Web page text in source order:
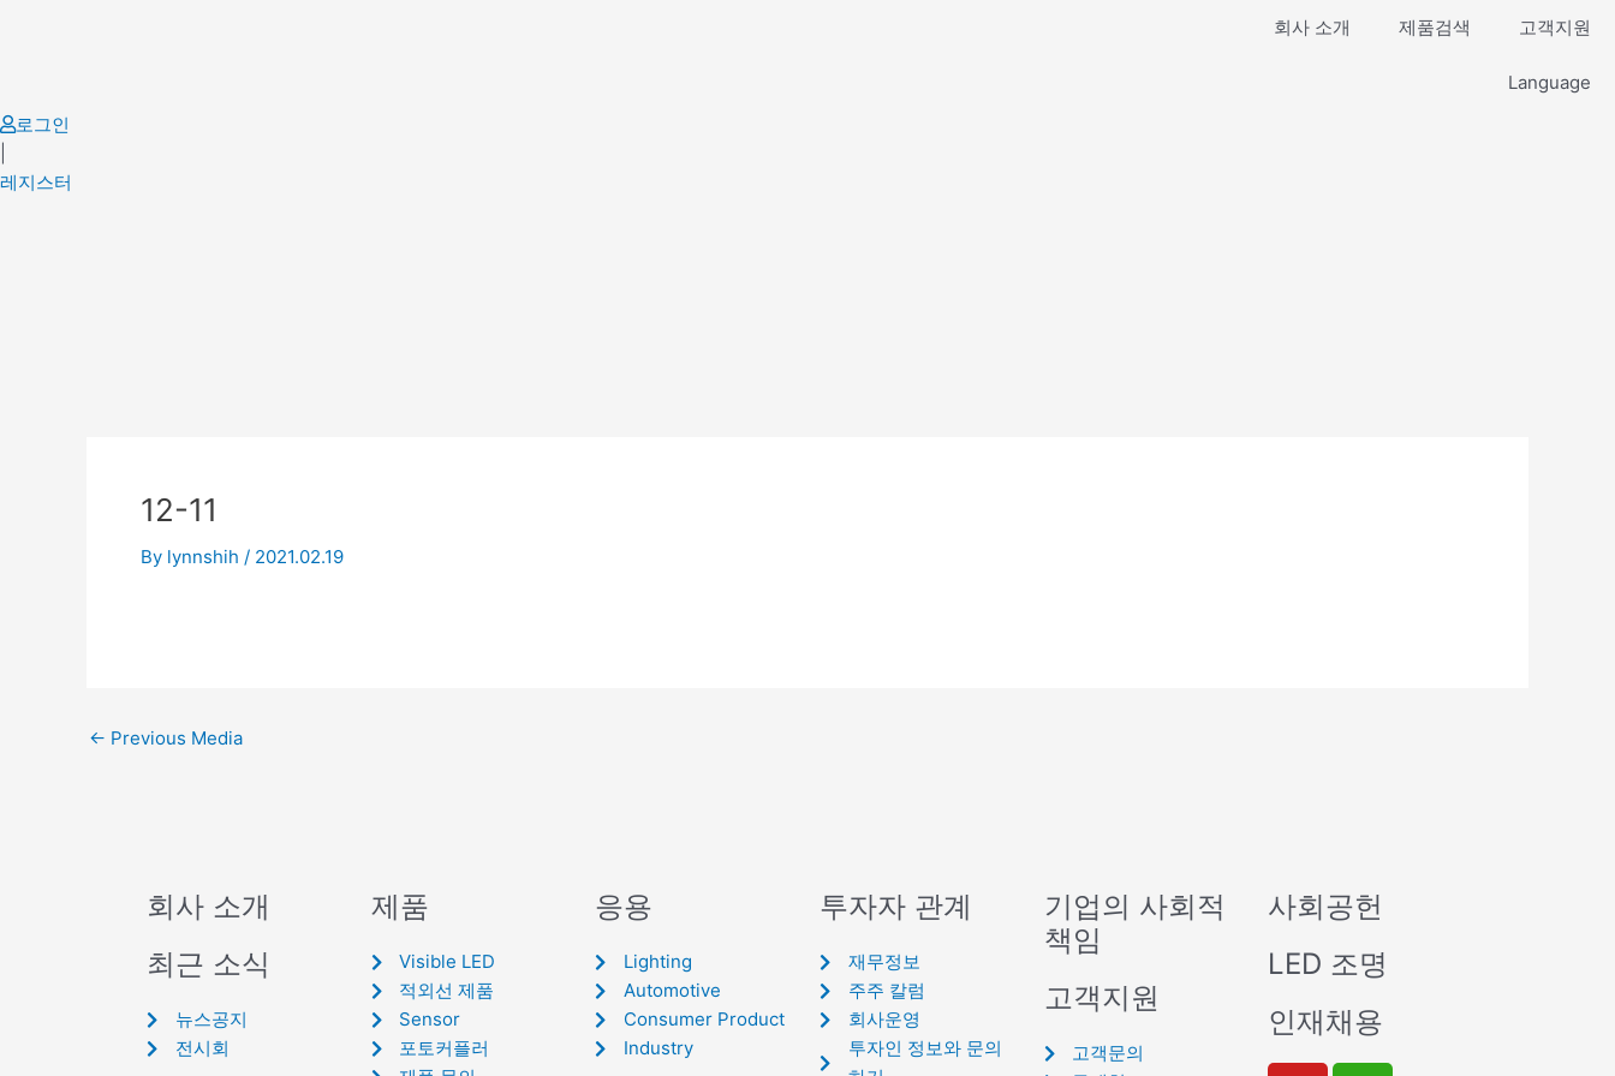
회사 소개 제품검색 고객지원
Language
로그인
레지스터
12-11
By lynnshih / 2021.02.19
← Previous Media
회사 소개
최근 소식
뉴스공지
전시회
제품
Visible LED
적외선 제품
Sensor
포토커플러
응용
Lighting
Automotive
Consumer Product
Industry
투자자 관계
재무정보
주주 칼럼
회사운영
투자인 정보와 문의
기업의 사회적
책임
고객지원
고객문의
사회공헌
LED 조명
인재채용